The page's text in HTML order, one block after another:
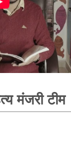
मंजरी टीम